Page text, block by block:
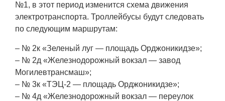
№1, в этот период изменится схема движения
электротранспорта. Троллейбусы будут следовать
по следующим маршрутам:
– № 2к «Зеленый луг — площадь Орджоникидзе»;
– № 2д «Железнодорожный вокзал — завод
Могилевтрансмаш»;
– № 3к «ТЭЦ-2 — площадь Орджоникидзе»;
– № 4д «Железнодорожный вокзал — переулок